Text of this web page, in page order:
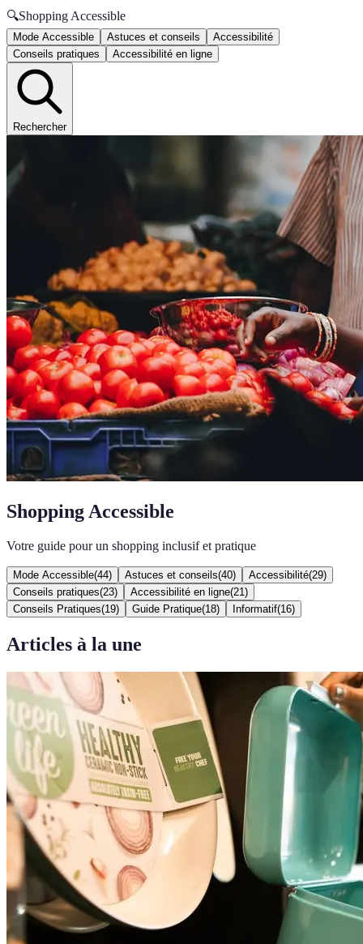
🔍Shopping Accessible
Mode Accessible Astuces et conseils
Accessibilité
Conseils pratiques
Accessibilité en ligne
Rechercher
Shopping Accessible
Votre guide pour un shopping inclusif et pratique
Mode Accessible(44) Astuces et conseils(40) Accessibilité(29)
Conseils pratiques(23) Accessibilité en ligne(21 )
Conseils Pratiques(19) Guide Pratique(18) Informatif(16)
Articles à la une